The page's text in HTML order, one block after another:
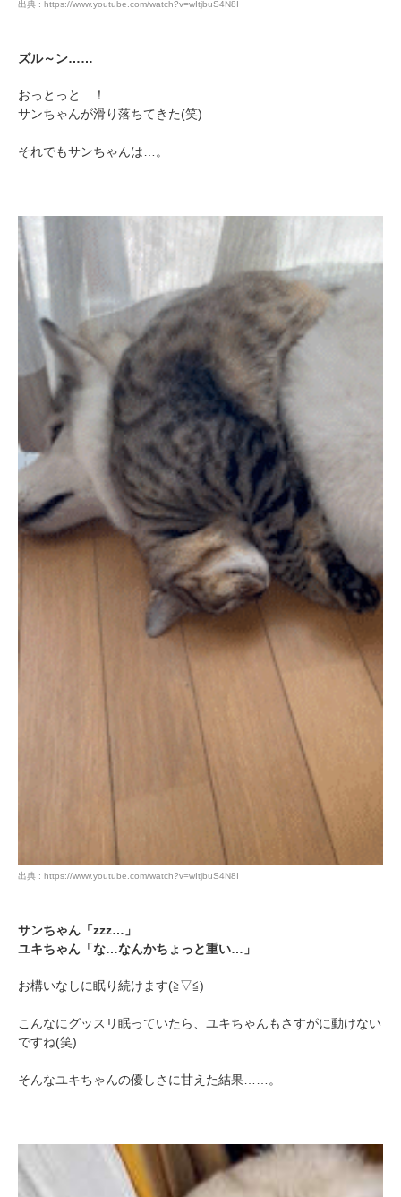
出典 : https://www.youtube.com/watch?v=wItjbuS4N8I
ズル～ン……
おっとっと…！
サンちゃんが滑り落ちてきた(笑)
それでもサンちゃんは…。
出典 : https://www.youtube.com/watch?v=wItjbuS4N8I
サンちゃん「zzz…」
ユキちゃん「な…なんかちょっと重い…」
お構いなしに眠り続けます(≧▽≦)
こんなにグッスリ眠っていたら、ユキちゃんもさすがに動けない
ですね(笑)
そんなユキちゃんの優しさに甘えた結果……。
閉じる
pecocats
ねこ部をフォロー
PECOアプリをダウンロード済みの方
アプリで開く
アプリをダウンロードする